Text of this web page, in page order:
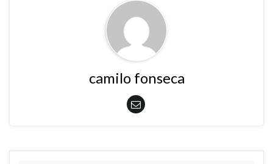
camilo fonseca